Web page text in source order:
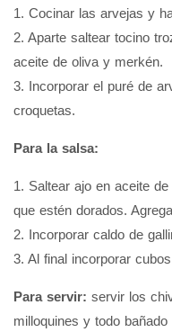
1. Cocinar las arvejas y
2. Aparte saltear tocino
aceite de oliva y merkén.
3. Incorporar el puré de
croquetas.
Para la salsa:
1. Saltear ajo en aceite
que estén dorados.
2. Incorporar caldo de
3. Al final incorporar
Para servir: servir los
milloquines y todo